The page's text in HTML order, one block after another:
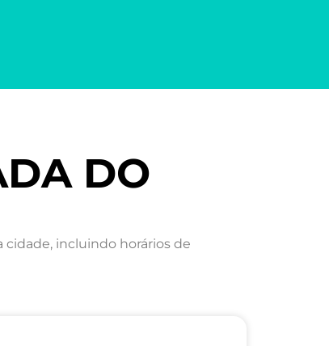
DO
cidade, incluindo horários de